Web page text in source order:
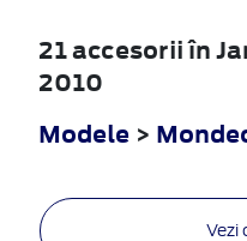
21 accesorii în
2010
Modele >
Vezi